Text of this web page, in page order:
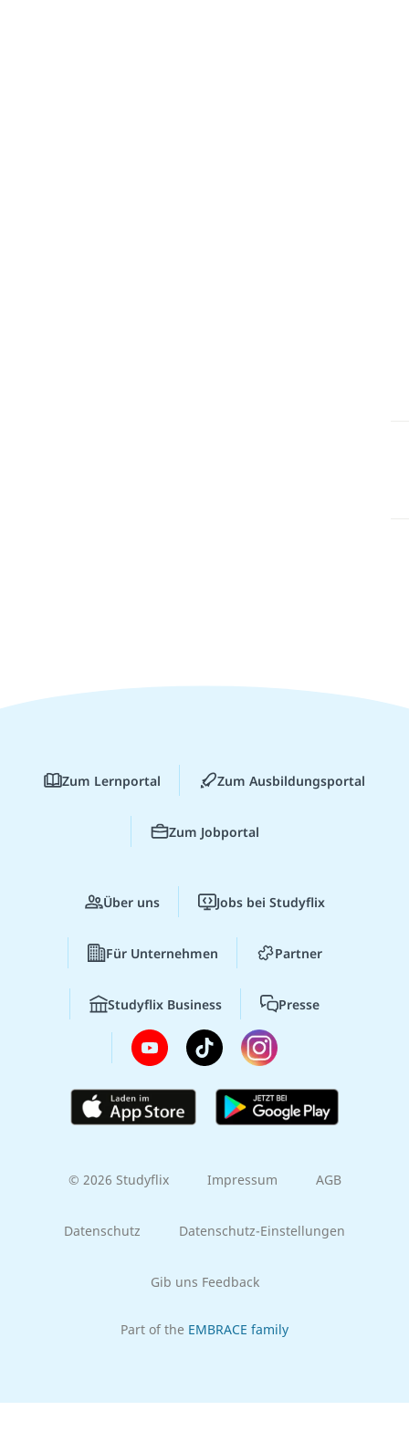
Zum Lernportal Zum Ausbildungsportal
Zum Jobportal
Über uns Jobs bei Studyflix
Für Unternehmen Partner
Studyflix Business Presse
© 2026 Studyflix Impressum AGB
Datenschutz Datenschutz-Einstellungen
Gib uns Feedback
Part of the EMBRACE family